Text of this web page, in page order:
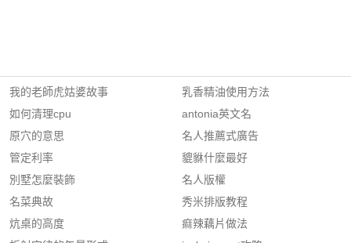
我的老師虎姑婆故事
如何清理cpu
原穴的意思
管定利率
別墅怎麼裝飾
名菜典故
炕桌的高度
乳香精油使用方法
antonia英文名
名人推薦式廣告
貔貅什麼最好
名人版權
秀米排版教程
痲辣藕片做法